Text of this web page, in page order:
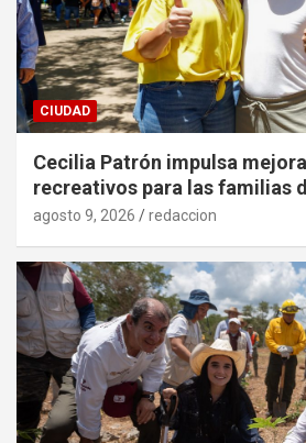
CIUDAD
Cecilia Patrón impulsa
recreativos para las familias
agosto 9, 2026 redaccion